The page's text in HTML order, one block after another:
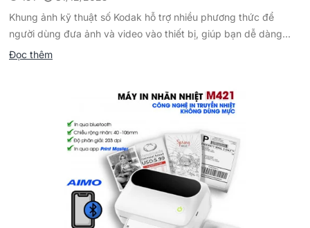
Khung ảnh kỹ thuật số Kodak hỗ trợ nhiều phương thức để
người dùng đưa ảnh và video vào thiết bị, giúp bạn dễ dàng...
Đọc thêm